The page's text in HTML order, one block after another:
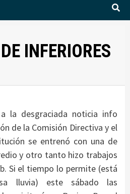
INFERIORES
la desgraciada noticia info
de la Comisión Directiva y el
se entrenó con una de
y otro tanto hizo trabajos
Si el tiempo lo permite (está
lluvia) este sábado las